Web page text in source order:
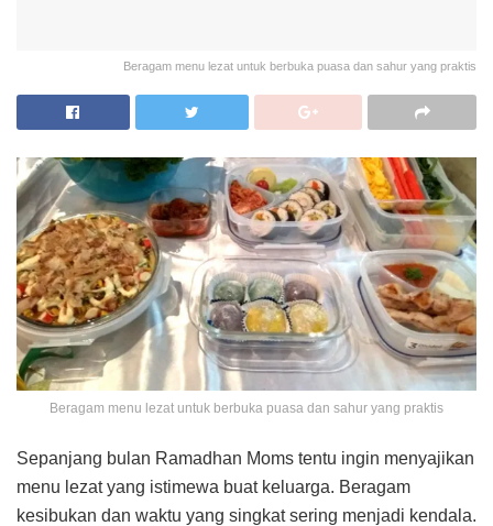
Beragam menu lezat untuk berbuka puasa dan sahur yang praktis
Beragam menu lezat untuk berbuka puasa dan sahur yang praktis
Sepanjang bulan Ramadhan Moms tentu ingin menyajikan
menu lezat yang istimewa buat keluarga. Beragam
kesibukan dan waktu yang singkat sering menjadi kendala.